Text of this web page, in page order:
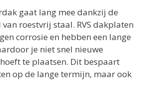
gaat lang mee dankzij de
roestvrij staal. RVS dakplaten
corrosie en hebben een lange
je niet snel nieuwe
te plaatsen. Dit bespaart
op de lange termijn, maar ook